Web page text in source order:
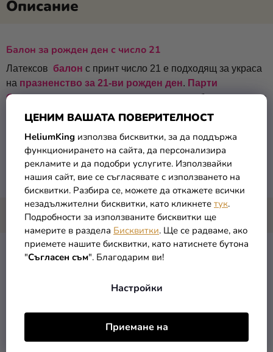
ЦЕНИМ ВАШАТА ПОВЕРИТЕЛНОСТ
HeliumKing използва бисквитки, за да поддържа
функционирането на сайта, да персонализира
рекламите и да подобри услугите. Използвайки
нашия сайт, вие се съгласявате с използването на
бисквитки. Разбира се, можете да откажете всички
незадължителни бисквитки, като кликнете тук.
Подробности за използваните бисквитки ще
намерите в раздела Бисквитки. Ще се радваме, ако
приемете нашите бисквитки, като натиснете бутона
"Съгласен съм". Благодарим ви!
Настройки
Приемане на
Балон за рожден ден с число 21
Латексов балон с принт число 21 е подходящ за украса
на празненство за 21-ви рожден ден. Парти
балонитеса с високо качество и може да бъдат надути с
въздух или хелий.
· количество:
· размери:
· цвят:произволен (розов, червен, зелен, оранжев, жълт,
син, лилав)
Категория: Балони с мотиви
5901157491909
ТОП